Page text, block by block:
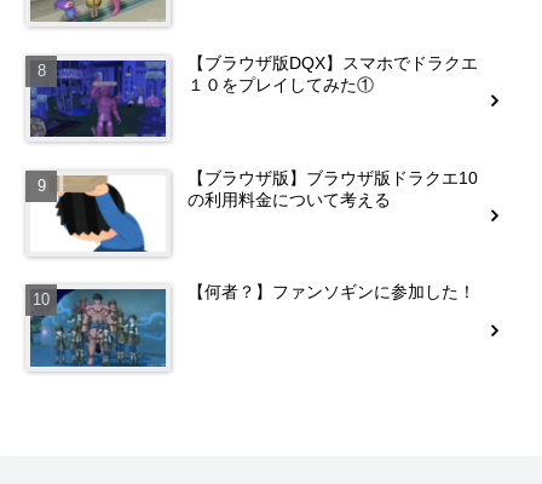
【ブラウザ版DQX】スマホでドラクエ
１０をプレイしてみた①
【ブラウザ版】ブラウザ版ドラクエ10
の利用料金について考える
【何者？】ファンソギンに参加した！